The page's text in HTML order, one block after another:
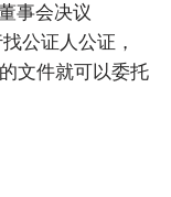
事会决议
公证人公证，
文件就可以委托